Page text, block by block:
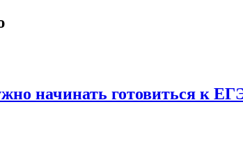
начинать готовиться к